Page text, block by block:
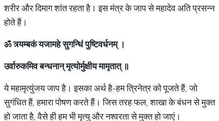
शरीर और दिमाग शांत रहता है। इस मंत्र के जाप से महादेव अति प्रसन्न
होते हैं।
ॐत्र्यम्बकंयजामहेसुगन्धिंपुष्टिवर्धनम् ।
उर्वारुकमिवबन्धनान्मृत्योर्मुक्षीयमामृतात् ॥
ये महामृत्युंजय जाप है। इसका अर्थ है-हम त्रिनेत्र को पूजते हैं, जो
सुगंधित हैं, हमारा पोषण करते हैं। जिस तरह फल, शाखा के बंधन से मुक्त
हो जाता है, वैसे ही हम भी मृत्यु और नश्वरता से मुक्त हो जाएं।